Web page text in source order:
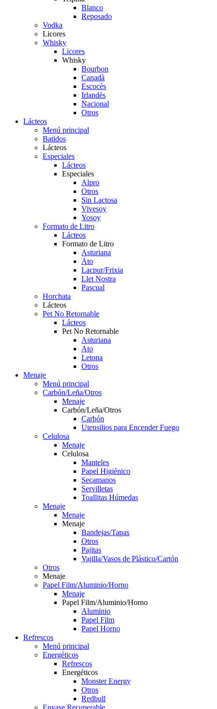
Blanco
Reposado
Vodka
Licores
Whisky
Licores
Whisky
Bourbon
Canadà
Escocès
Irlandès
Nacional
Otros
Lácteos
Menú principal
Batidos
Lácteos
Especiales
Lácteos
Especiales
Alpro
Otros
Sin Lactosa
Vivesoy
Yosoy
Formato de Litro
Lácteos
Formato de Litro
Asturiana
Ato
Lacpur/Frixia
Llet Nostra
Pascual
Horchata
Lácteos
Pet No Retornable
Lácteos
Pet No Retornable
Asturiana
Ato
Letona
Otros
Menaje
Menú principal
Carbón/Leña/Otros
Menaje
Carbón/Leña/Otros
Carbón
Utensilios para Encender Fuego
Celulosa
Menaje
Celulosa
Manteles
Papel Higiénico
Secamanos
Servilletas
Toallitas Húmedas
Menaje
Menaje
Menaje
Bandejas/Tapas
Otros
Pajitas
Vajilla/Vasos de Plástico/Cartón
Otros
Menaje
Papel Film/Aluminio/Horno
Menaje
Papel Film/Aluminio/Horno
Aluminio
Papel Film
Papel Horno
Refrescos
Menú principal
Energéticos
Refrescos
Energéticos
Monster Energy
Otros
Redbull
Envase Recuperable